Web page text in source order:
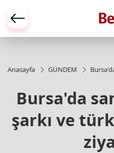
Anasayfa GÜNDEM
müzik
Bursa'da
şarkı ve